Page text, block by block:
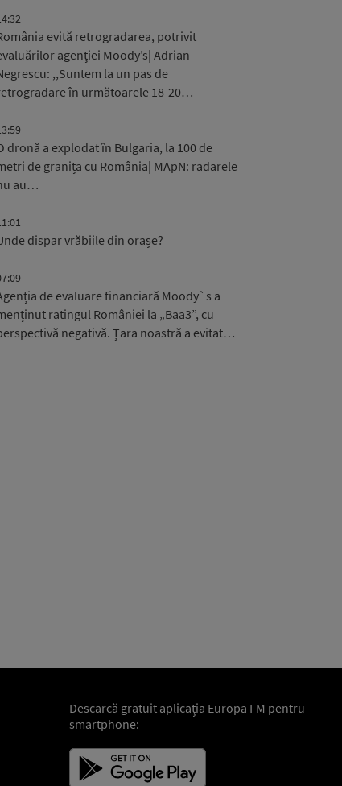
evită retrogradarea, potrivit
agenției Moody’s| Adrian
,,Suntem la un pas de
în următoarele 18-20…
dronă a explodat în Bulgaria, la 100 de
de granița cu România| MApN: radarele
au…
dispar vrăbiile din orașe?
de evaluare financiară Moody`s a
ratingul României la „Baa3”, cu
negativă. Țara noastră a evitat…
Descarcă gratuit aplicaţia Europa FM pentru
smartphone: